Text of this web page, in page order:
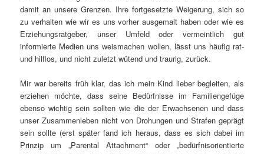
damit an unsere Grenzen. Ihre fortgesetzte Weigerung, sich so
zu verhalten wie wir es uns vorher ausgemalt haben oder wie es
Erziehungsratgeber, unser Umfeld oder vermeintlich gut
informierte Medien uns weismachen wollen, lässt uns häufig rat-
und hilflos, und nicht zuletzt wütend und traurig, zurück.
Mir war bereits früh klar, das ich mein Kind lieber begleiten, als
erziehen möchte, dass seine Bedürfnisse im Familiengefüge
ebenso wichtig sein sollten wie die der Erwachsenen und dass
unser Zusammenleben nicht von Drohungen und Strafen geprägt
sein sollte (erst später fand ich heraus, dass es sich dabei im
Prinzip um „Parental Attachment“ oder „bedürfnisorientierte